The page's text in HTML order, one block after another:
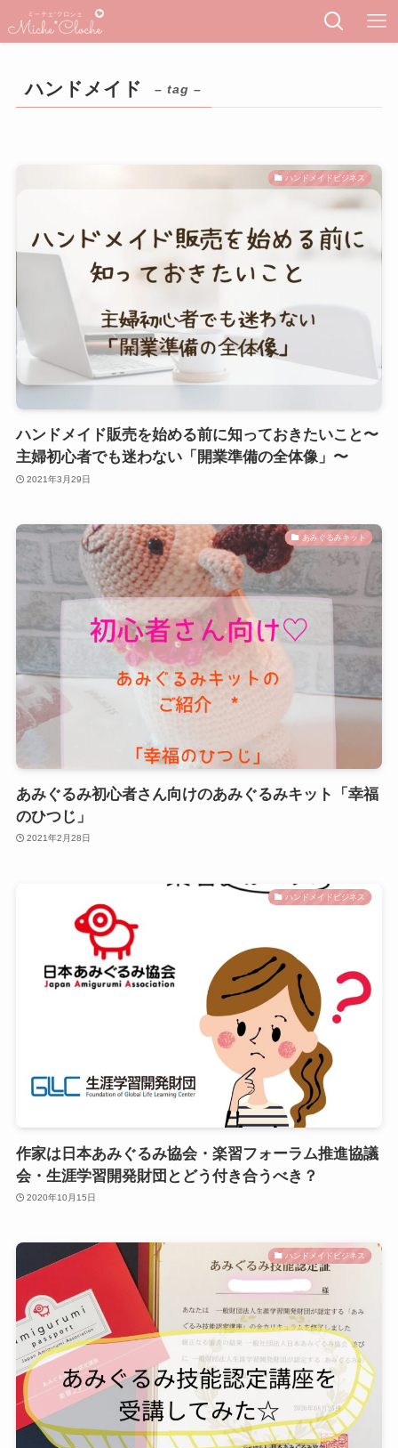
ハンドメイド – tag –
ハンドメイドビジネス
ハンドメイド販売を始める前に知っておきたいこと〜
主婦初心者でも迷わない「開業準備の全体像」〜
2021年3月29日
あみぐるみキット
あみぐるみ初心者さん向けのあみぐるみキット「幸福
のひつじ」
2021年2月28日
ハンドメイドビジネス
作家は日本あみぐるみ協会・楽習フォーラム推進協議
会・生涯学習開発財団とどう付き合うべき？
2020年10月15日
ハンドメイドビジネス